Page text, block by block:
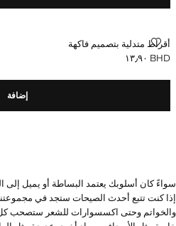
أقراط متدلية بتصميم فاكهة
أقراط متدلية بتصميم فاكهة
السعر الحالي [BHD ١٣٫٩٠ ]
BHD ١٣٫٩٠
إضافة
سواءً كان أسلوبك يعتمد البساطة أو يميل إلى
والخواتم وحتى اكسسوارات للشعر ستصحب كل